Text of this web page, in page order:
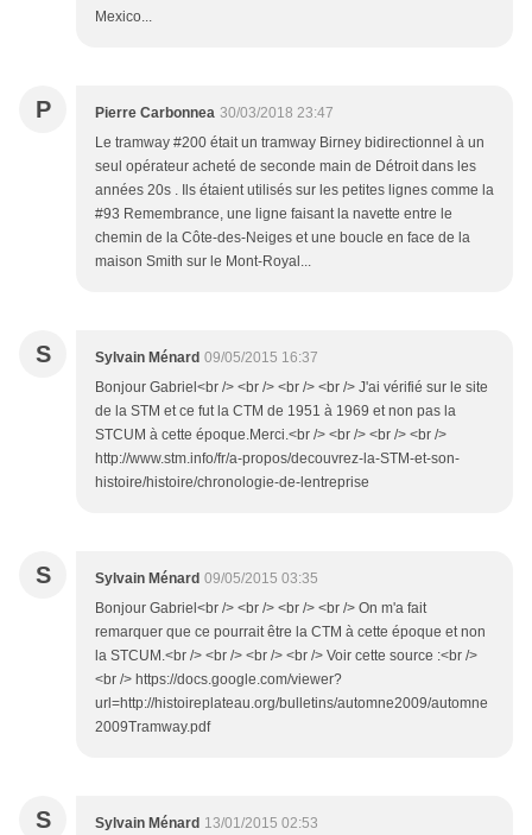
Mexico...
P Pierre Carbonnea 30/03/2018 23:47
Le tramway #200 était un tramway Birney bidirectionnel à un
seul opérateur acheté de seconde main de Détroit dans les
années 20s . Ils étaient utilisés sur les petites lignes comme la
#93 Remembrance, une ligne faisant la navette entre le
chemin de la Côte-des-Neiges et une boucle en face de la
maison Smith sur le Mont-Royal...
S Sylvain Ménard 09/05/2015 16:37
Bonjour Gabriel<br /> <br /> <br /> <br /> J'ai vérifié sur le site
de la STM et ce fut la CTM de 1951 à 1969 et non pas la
STCUM à cette époque.Merci.<br /> <br /> <br /> <br />
http://www.stm.info/fr/a-propos/decouvrez-la-STM-et-son-
histoire/histoire/chronologie-de-lentreprise
S Sylvain Ménard 09/05/2015 03:35
Bonjour Gabriel<br /> <br /> <br /> <br /> On m'a fait
remarquer que ce pourrait être la CTM à cette époque et non
la STCUM.<br /> <br /> <br /> <br /> Voir cette source :<br />
<br /> https://docs.google.com/viewer?
url=http://histoireplateau.org/bulletins/automne2009/automne
2009Tramway.pdf
S Sylvain Ménard 13/01/2015 02:53